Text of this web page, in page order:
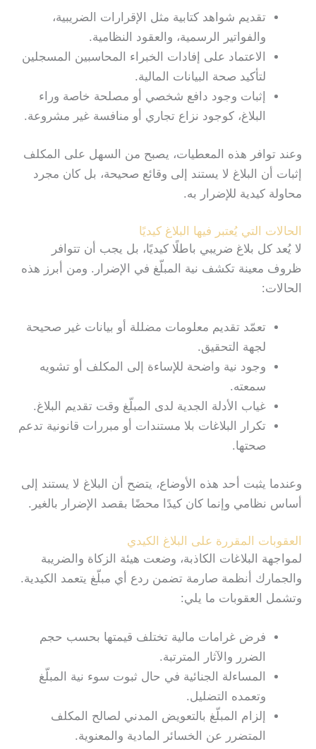
تقديم شواهد كتابية مثل الإقرارات الضريبية،
والفواتير الرسمية، والعقود النظامية.
الاعتماد على إفادات الخبراء المحاسبين المسجلين
لتأكيد صحة البيانات المالية.
إثبات وجود دافع شخصي أو مصلحة خاصة وراء
البلاغ، كوجود نزاع تجاري أو منافسة غير مشروعة.
وعند توافر هذه المعطيات، يصبح من السهل على المكلف
إثبات أن البلاغ لا يستند إلى وقائع صحيحة، بل كان مجرد
محاولة كيدية للإضرار به.
الحالات التي يُعتبر فيها البلاغ كيديًا
لا يُعد كل بلاغ ضريبي باطلًا كيديًا، بل يجب أن تتوافر
ظروف معينة تكشف نية المبلّغ في الإضرار. ومن أبرز هذه
الحالات:
تعمّد تقديم معلومات مضللة أو بيانات غير صحيحة
لجهة التحقيق.
وجود نية واضحة للإساءة إلى المكلف أو تشويه
سمعته.
غياب الأدلة الجدية لدى المبلّغ وقت تقديم البلاغ.
تكرار البلاغات بلا مستندات أو مبررات قانونية تدعم
صحتها.
وعندما يثبت أحد هذه الأوضاع، يتضح أن البلاغ لا يستند إلى
أساس نظامي وإنما كان كيدًا محضًا بقصد الإضرار بالغير.
العقوبات المقررة على البلاغ الكيدي
لمواجهة البلاغات الكاذبة، وضعت هيئة الزكاة والضريبة
والجمارك أنظمة صارمة تضمن ردع أي مبلّغ يتعمد الكيدية.
وتشمل العقوبات ما يلي:
فرض غرامات مالية تختلف قيمتها بحسب حجم
الضرر والآثار المترتبة.
المساءلة الجنائية في حال ثبوت سوء نية المبلّغ
وتعمده التضليل.
إلزام المبلّغ بالتعويض المدني لصالح المكلف
المتضرر عن الخسائر المادية والمعنوية.